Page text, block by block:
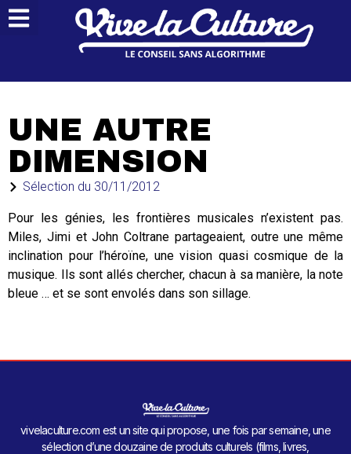
UNE AUTRE
DIMENSION
Sélection du 30/11/2012
Pour les génies, les frontières musicales n’existent pas.
Miles, Jimi et John Coltrane partageaient, outre une même
inclination pour l’héroïne, une vision quasi cosmique de la
musique. Ils sont allés chercher, chacun à sa manière, la note
bleue … et se sont envolés dans son sillage.
vivelaculture.com est un site qui propose, une fois par semaine, une
sélection d’une douzaine de produits culturels (films, livres,